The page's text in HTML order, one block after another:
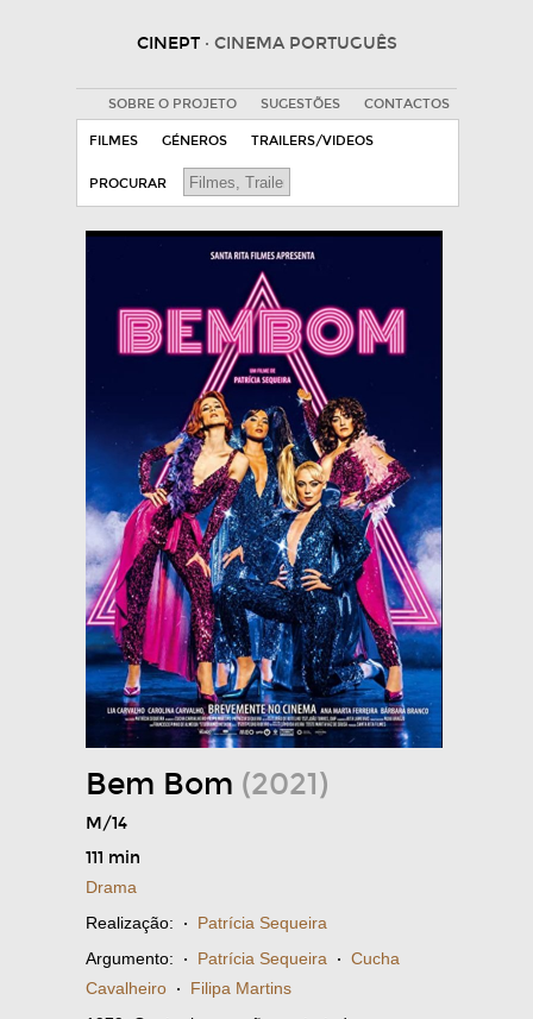
CINEPT · CINEMA PORTUGUÊS
SOBRE O PROJETO SUGESTÕES CONTACTOS
FILMES GÉNEROS TRAILERS/VIDEOS
PROCURAR
Bem Bom (2021)
M/14
111 min
Drama
Realização: · Patrícia Sequeira
Argumento: · Patrícia Sequeira · Cucha
Cavalheiro · Filipa Martins